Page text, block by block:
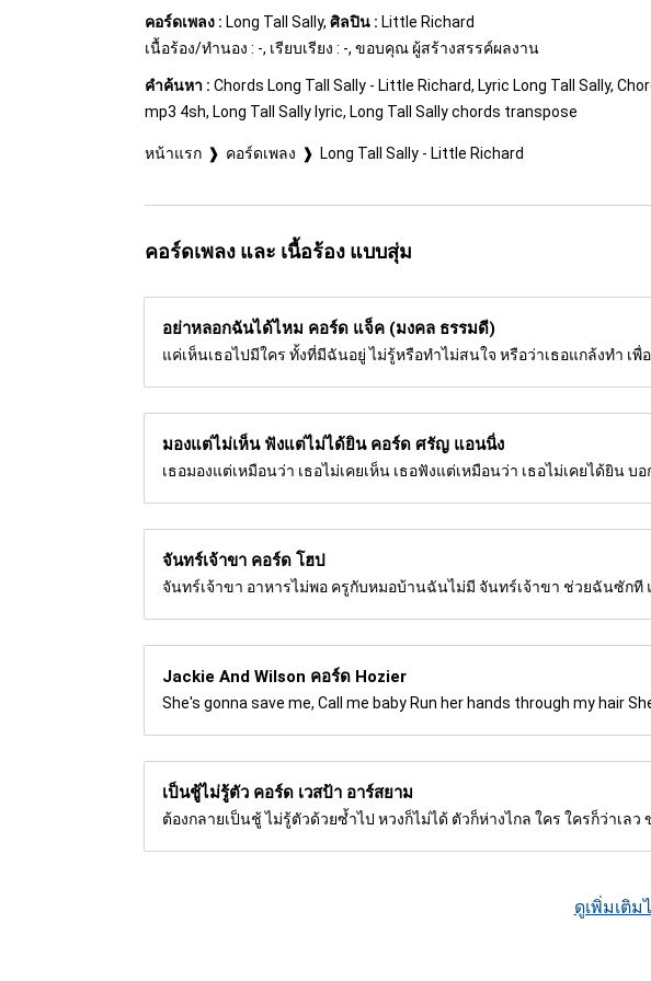
คอร์ดเพลง : Long Tall Sally, ศิลปิน : Little Richard
เนื้อร้อง/ทำนอง : -, เรียบเรียง : -, ขอบคุณ ผู้สร้างสรรค์ผลงาน
คำค้นหา : Chords Long Tall Sally - Little Richard, Lyric Long Tall Sally,
mp3 4sh, Long Tall Sally lyric, Long Tall Sally chords transpose
หน้าแรก คอร์ดเพลง Long Tall Sally - Little Richard
คอร์ดเพลง และ เนื้อร้อง แบบสุ่ม
อย่าหลอกฉันได้ไหม คอร์ด แจ็ค (มงคล ธรรมดี)
แค่เห็นเธอไปมีใคร ทั้งที่มีฉันอยู่ ไม่รู้หรือทำไม่สนใจ หรือว่าเธอแกล้งทำ เพื่
มองแต่ไม่เห็น ฟังแต่ไม่ได้ยิน คอร์ด ศรัญ แอนนิ่ง
เธอมองแต่เหมือนว่า เธอไม่เคยเห็น เธอฟังแต่เหมือนว่า เธอไม่เคยได้ยิน
จันทร์เจ้าขา คอร์ด โฮป
จันทร์เจ้าขา อาหารไม่พอ ครูกับหมอบ้านฉันไม่มี จันทร์เจ้าขา ช่วยฉันซัก
Jackie And Wilson คอร์ด Hozier
She's gonna save me, Call me baby Run her hands through my hair
เป็นชู้ไม่รู้ตัว คอร์ด เวสป้า อาร์สยาม
ต้องกลายเป็นชู้ ไม่รู้ตัวด้วยซ้ำไป หวงก็ไม่ได้ ตัวก็ห่างไกล ใคร ใครก็ว่าเลว
ดูเพิ่มเติ